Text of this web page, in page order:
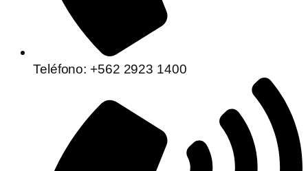
Teléfono: +562 2923 1400